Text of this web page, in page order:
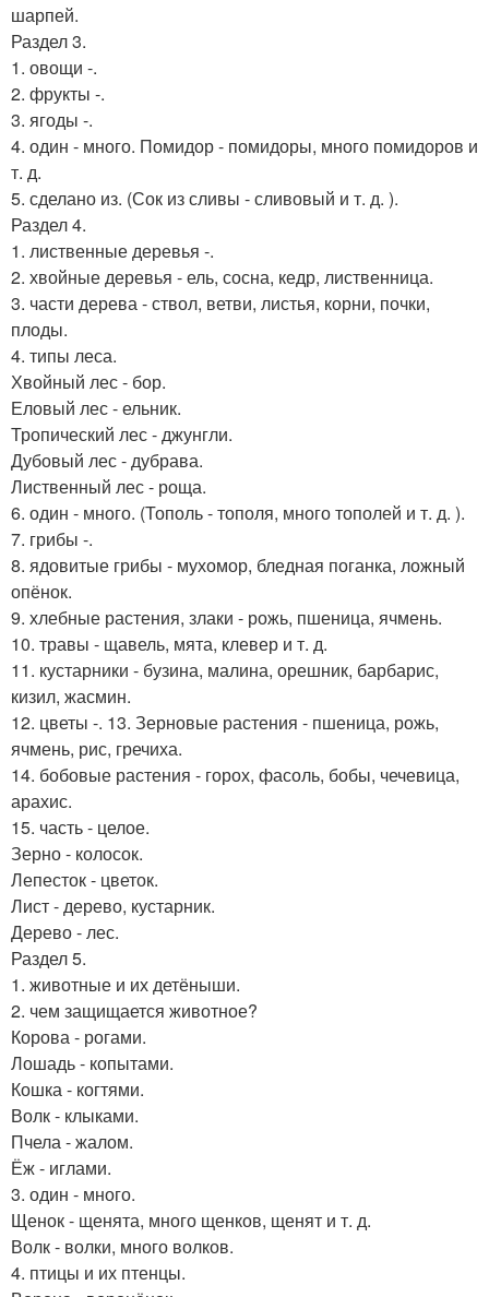
шарпей.
Раздел 3.
1. овощи -.
2. фрукты -.
3. ягоды -.
4. один - много. Помидор - помидоры, много помидоров и
т. д.
5. сделано из. (Сок из сливы - сливовый и т. д. ).
Раздел 4.
1. лиственные деревья -.
2. хвойные деревья - ель, сосна, кедр, лиственница.
3. части дерева - ствол, ветви, листья, корни, почки,
плоды.
4. типы леса.
Хвойный лес - бор.
Еловый лес - ельник.
Тропический лес - джунгли.
Дубовый лес - дубрава.
Лиственный лес - роща.
6. один - много. (Тополь - тополя, много тополей и т. д. ).
7. грибы -.
8. ядовитые грибы - мухомор, бледная поганка, ложный
опёнок.
9. хлебные растения, злаки - рожь, пшеница, ячмень.
10. травы - щавель, мята, клевер и т. д.
11. кустарники - бузина, малина, орешник, барбарис,
кизил, жасмин.
12. цветы -. 13. Зерновые растения - пшеница, рожь,
ячмень, рис, гречиха.
14. бобовые растения - горох, фасоль, бобы, чечевица,
арахис.
15. часть - целое.
Зерно - колосок.
Лепесток - цветок.
Лист - дерево, кустарник.
Дерево - лес.
Раздел 5.
1. животные и их детёныши.
2. чем защищается животное?
Корова - рогами.
Лошадь - копытами.
Кошка - когтями.
Волк - клыками.
Пчела - жалом.
Ёж - иглами.
3. один - много.
Щенок - щенята, много щенков, щенят и т. д.
Волк - волки, много волков.
4. птицы и их птенцы.